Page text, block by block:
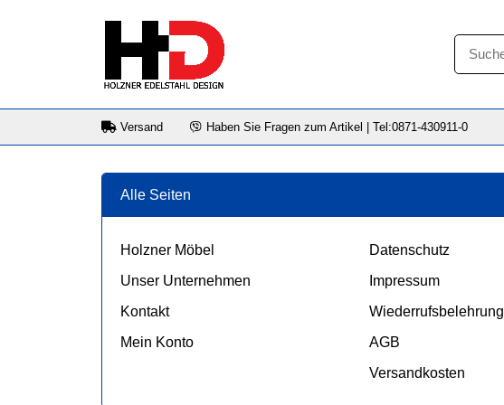
Versand Haben Sie Fragen zum Artikel | Tel:0871-430911-0
Alle Seiten
Holzner Möbel
Unser Unternehmen
Kontakt
Mein Konto
Datenschutz
Impressum
Wiederrufsbelehrung
AGB
Versandkosten